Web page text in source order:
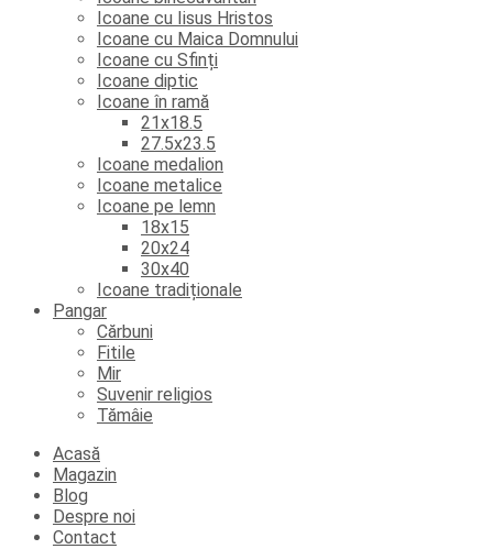
Icoane cu Iisus Hristos
Icoane cu Maica Domnului
Icoane cu Sfinți
Icoane diptic
Icoane în ramă
21x18.5
27.5x23.5
Icoane medalion
Icoane metalice
Icoane pe lemn
18x15
20x24
30x40
Icoane tradiționale
Pangar
Cărbuni
Fitile
Mir
Suvenir religios
Tămâie
Skip
content
Acasă
Magazin
Blog
Despre noi
Contact